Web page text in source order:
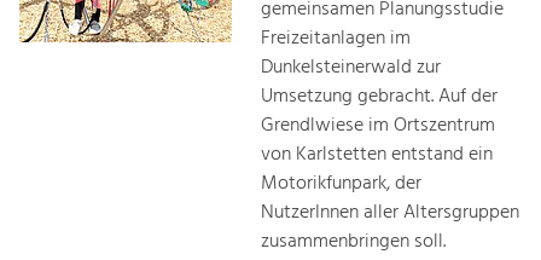
gemeinsamen Planungsstudie
Freizeitanlagen im
Dunkelsteinerwald zur
Umsetzung gebracht. Auf der
Grendlwiese im Ortszentrum
von Karlstetten entstand ein
Motorikfunpark, der
NutzerInnen aller Altersgruppen
zusammenbringen soll.